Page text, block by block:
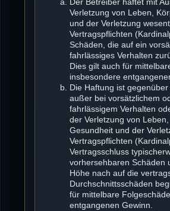
Verletzung von Leben,
und der Verletzung
Vertragspflichten
Schäden, die auf ein
fahrlässiges Verhalten
Dies gilt auch für
insbesondere
Die Haftung ist
außer bei vorsätzlichem
fahrlässigem Verhalten
der Verletzung von
Gesundheit und der
Vertragspflichten
Vertragsschluss
vorhersehbaren Schäden
Höhe nach auf die
Durchschnittsschäden
für mittelbare
entgangenen Gewinn.